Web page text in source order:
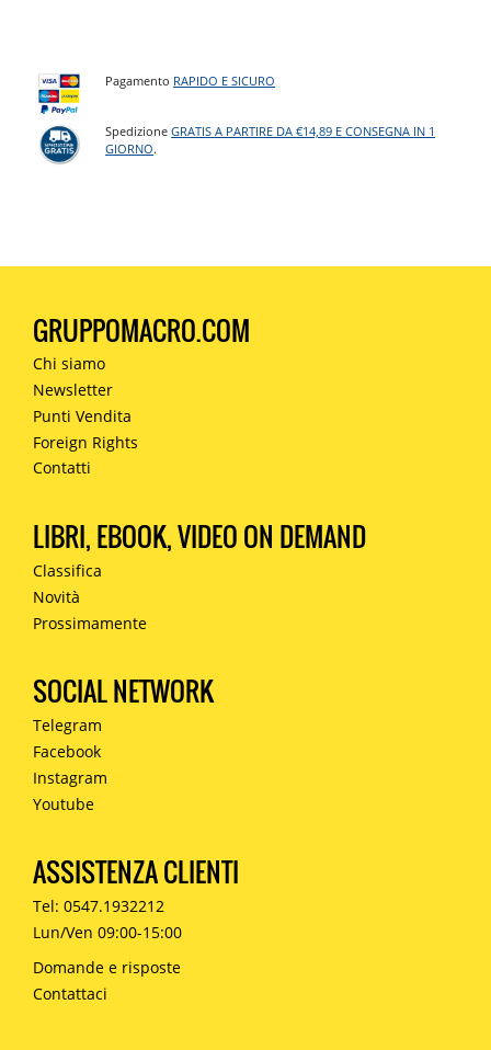
Pagamento RAPIDO E SICURO
SpedizioneGRATIS A PARTIRE DA €14,89 E CONSEGNA IN 1
GIORNO.
GRUPPOMACRO.COM
Chi siamo
Newsletter
Punti Vendita
Foreign Rights
Contatti
LIBRI, EBOOK, VIDEO ON DEMAND
Classifica
Novità
Prossimamente
SOCIAL NETWORK
Telegram
Facebook
Instagram
Youtube
ASSISTENZA CLIENTI
Tel: 0547.1932212
Lun/Ven 09:00-15:00
Domande e risposte
Contattaci